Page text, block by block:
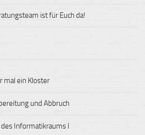
ist für Euch da!
mal ein Kloster
und Abbruch
Informatikraums I